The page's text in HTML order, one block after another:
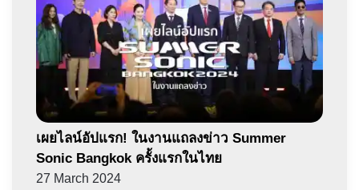
เผยไลน์อัปแรก! ในงานแถลงข่าว Summer
Sonic Bangkok ครั้งแรกในไทย
27 March 2024